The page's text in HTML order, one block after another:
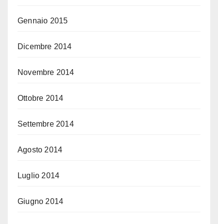
Gennaio 2015
Dicembre 2014
Novembre 2014
Ottobre 2014
Settembre 2014
Agosto 2014
Luglio 2014
Giugno 2014